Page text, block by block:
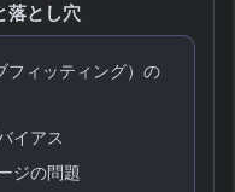
落とし穴
フィッティング）の
イアス
ジの問題